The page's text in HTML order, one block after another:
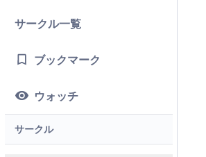
サークル一覧
ブックマーク
ウォッチ
サークル